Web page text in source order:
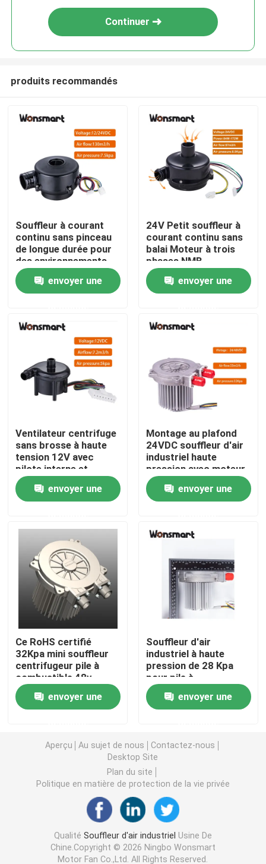
À la maison
Produits
Vidéos
À propos de nous
Visite de l'usine
Contrôle de la qualité
Nous contacter
Les affaires
Demandez un devis
Souffleur d'air industriel
Souffleur d'air médical
Souffleur d'air CPAP
Mini souffleur d'air
Aspirateur souffleur d'air
Ventilateur BLDC
petit ventilateur gonflable
Continuer
produits recommandés
Souffleur à courant
continu sans pinceau
de longue durée pour
des environnements
propres 15000 heures
de durée de vie à 25 °C
envoyer une
24V Petit souffleur à
courant continu sans
balai Moteur à trois
phases NMB
roulements à billes
Performance fiable
envoyer une
Ventilateur centrifuge
sans brosse à haute
tension 12V avec
pilote interne et
isolation de classe F
envoyer une
Montage au plafond
24VDC souffleur d'air
industriel haute
pression avec moteur
sans balai à trois
phasesenvoyer une
Ce RoHS certifié
32Kpa mini souffleur
centrifugeur pile à
combustible 48v
ventilateur
envoyer une
Souffleur d'air
industriel à haute
pression de 28 Kpa
pour pile à
combustible de 10 kW
envoyer une
Aperçu Au sujet de nous
Contactez-nous
Desktop Site
Plan du site
Politique en matière de protection de la vie privée
Qualité Souffleur d'air industriel Usine De
Chine.Copyright © 2026 Ningbo Wonsmart
Motor Fan Co.,Ltd. All Rights Reserved.